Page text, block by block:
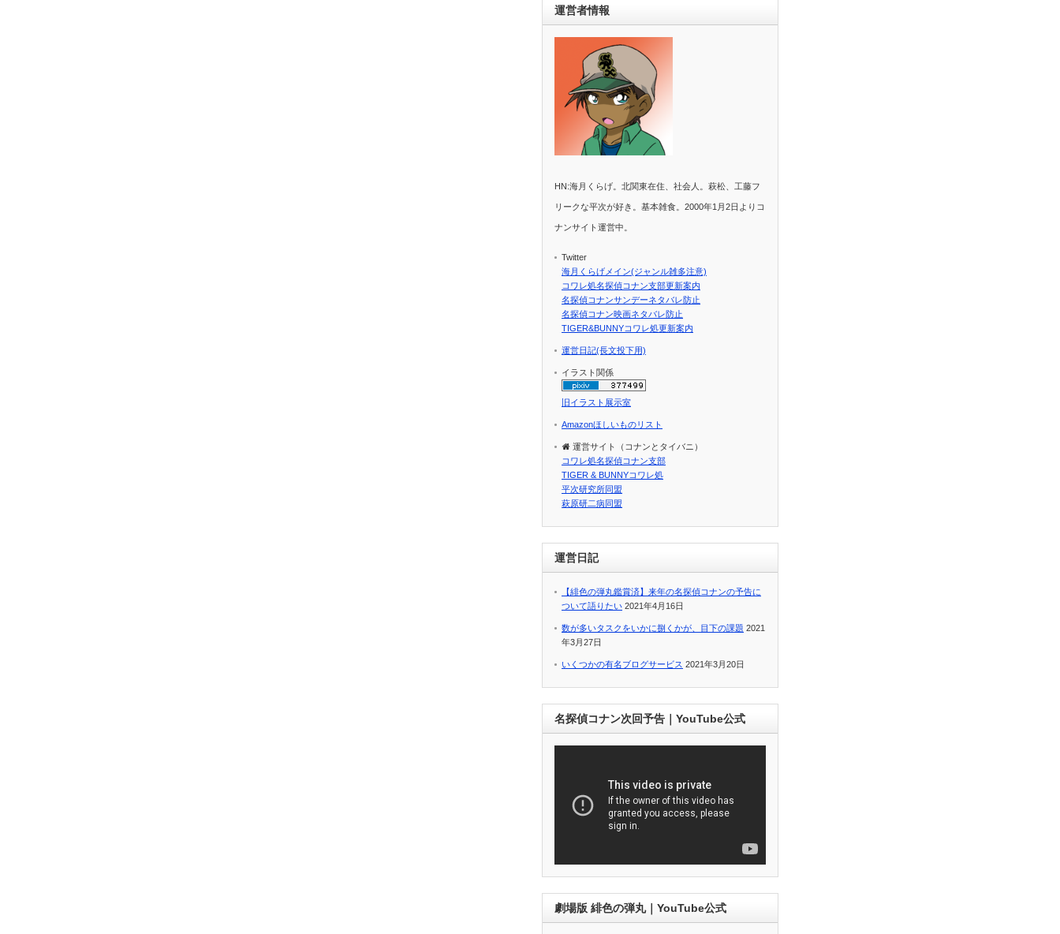
運営者情報
HN:海月くらげ。北関東在住、社会人。萩松、工藤フ
リークな平次が好き。基本雑食。2000年1月2日よりコ
ナンサイト運営中。
Twitter
海月くらげメイン(ジャンル雑多注意)
コワレ処名探偵コナン支部更新案内
名探偵コナンサンデーネタバレ防止
名探偵コナン映画ネタバレ防止
TIGER&BUNNYコワレ処更新案内
運営日記(長文投下用)
イラスト関係
旧イラスト展示室
Amazonほしいものリスト
運営サイト（コナンとタイバニ）
コワレ処名探偵コナン支部
TIGER & BUNNYコワレ処
平次研究所同盟
萩原研二病同盟
運営日記
【緋色の弾丸鑑賞済】来年の名探偵コナンの予告に
ついて語りたい 2021年4月16日
数が多いタスクをいかに捌くかが、目下の課題 2021
年3月27日
いくつかの有名ブログサービス 2021年3月20日
名探偵コナン次回予告｜YouTube公式
劇場版 緋色の弾丸｜YouTube公式